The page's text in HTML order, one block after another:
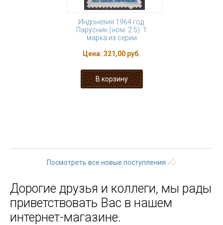
Индонезия 1964 год.
Парусник (ном. 2.5). 1
марка из серии
Цена: 321,00 руб.
Посмотреть все новые поступления
Дорогие друзья и коллеги, мы рады
приветствовать Вас в нашем
интернет-магазине.